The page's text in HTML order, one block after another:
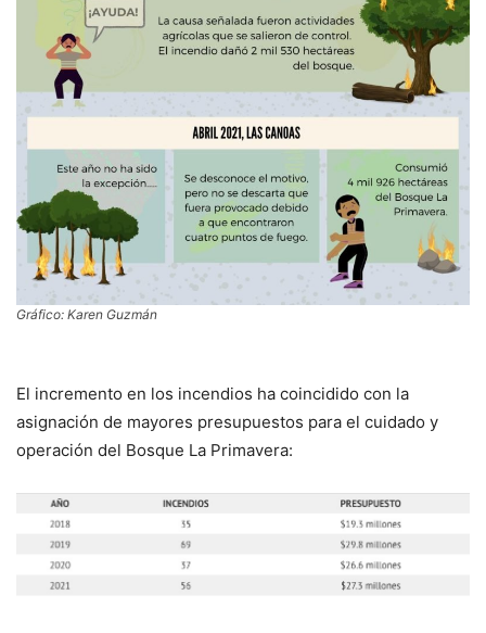
Gráfico: Karen Guzmán
El incremento en los incendios ha coincidido con la
asignación de mayores presupuestos para el cuidado y
operación del Bosque La Primavera: